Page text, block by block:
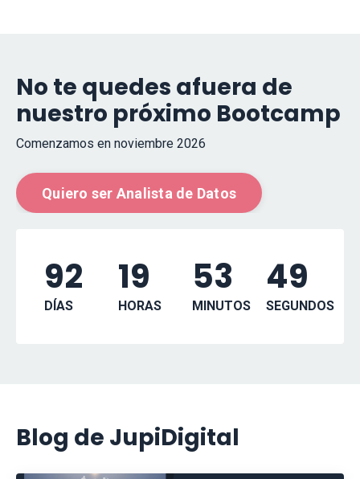
No te quedes afuera de
nuestro próximo Bootcamp
Comenzamos en noviembre 2026
Quiero ser Analista de Datos
92
DÍAS
19
HORAS
53
MINUTOS
48
SEGUNDOS
Blog de JupiDigital